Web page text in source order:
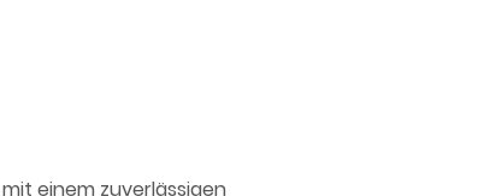
einem zuverlässigen